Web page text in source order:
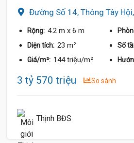
Đường Số 14, Thông Tây
Rộng: 4.2 m x 6 m
Diện tích: 23 m² Số
Giá/m²: 144 triệu/m²
3 tỷ 570 triệu So sánh
Thịnh BĐS